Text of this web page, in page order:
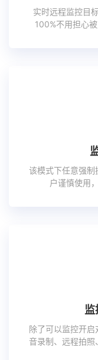
实时远程监控目
100%不用担心
该模式下任意强制
户谨慎使用
除了可以监控开
音录制、远程拍